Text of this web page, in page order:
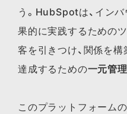
う。HubSpotは、イン
果的に実践するための
客を引きつけ、関係を
達成するための一元管
この​プラットフォーム